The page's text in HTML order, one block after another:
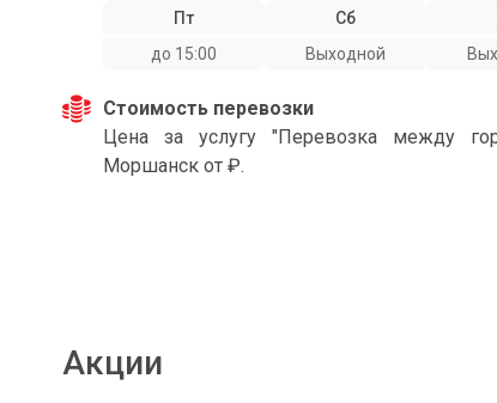
Пт
до 15:00
Сб
Выходной
Стоимость перевозки
Цена за услугу "Перевозка между
Моршанск от ₽.
Акции